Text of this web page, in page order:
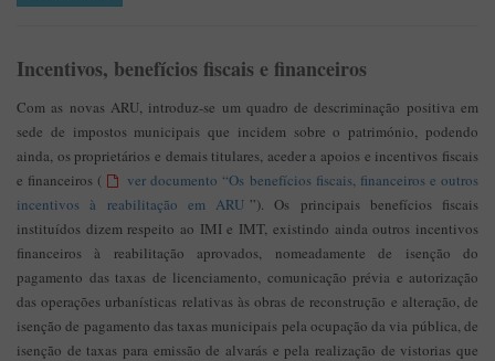
Incentivos, benefícios fiscais e financeiros
Com as novas ARU, introduz-se um quadro de descriminação positiva em
sede de impostos municipais que incidem sobre o património, podendo
ainda, os proprietários e demais titulares, aceder a apoios e incentivos fiscais
e financeiros (
ver documento “Os benefícios fiscais, financeiros e outros
incentivos à reabilitação em ARU ”). Os principais benefícios fiscais
instituídos dizem respeito ao IMI e IMT, existindo ainda outros incentivos
financeiros à reabilitação aprovados, nomeadamente de isenção do
pagamento das taxas de licenciamento, comunicação prévia e autorização
das operações urbanísticas relativas às obras de reconstrução e alteração, de
isenção de pagamento das taxas municipais pela ocupação da via pública, de
isenção de taxas para emissão de alvarás e pela realização de vistorias que